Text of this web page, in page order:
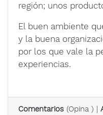
región; unos
El buen ambiente
y la buena
por los que vale la
experiencias.
Comentarios (Opina ) |